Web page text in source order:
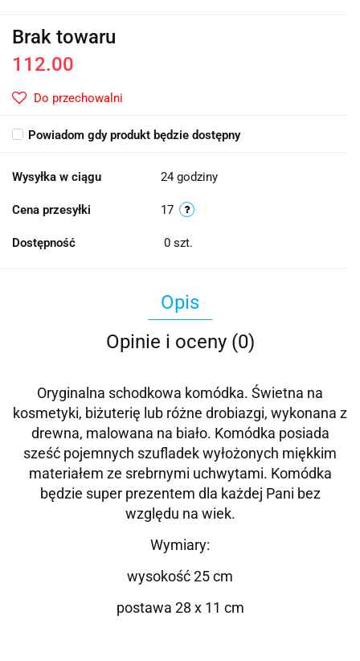
Brak towaru
112.00
Do przechowalni
Powiadom gdy produkt będzie dostępny
Wysyłka w ciągu 24 godziny
Cena przesyłki 17
Dostępność 0 szt.
Opis
Opinie i oceny (0)
Oryginalna schodkowa komódka. Świetna na
kosmetyki, biżuterię lub różne drobiazgi, wykonana z
drewna, malowana na biało. Komódka posiada
sześć pojemnych szufladek wyłożonych miękkim
materiałem ze srebrnymi uchwytami. Komódka
będzie super prezentem dla każdej Pani bez
względu na wiek.
Wymiary:
wysokość 25 cm
postawa 28 x 11 cm